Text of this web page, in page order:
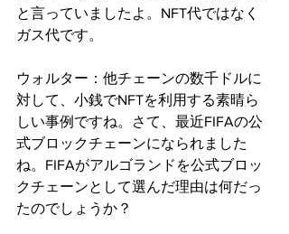
と言っていましたよ。NFT代ではなく
ガス代です。
ウォルター：他チェーンの数千ドルに
対して、小銭でNFTを利用する素晴ら
しい事例ですね。さて、最近FIFAの公
式ブロックチェーンになられました
ね。FIFAがアルゴランドを公式ブロッ
クチェーンとして選んだ理由は何だっ
たのでしょうか？